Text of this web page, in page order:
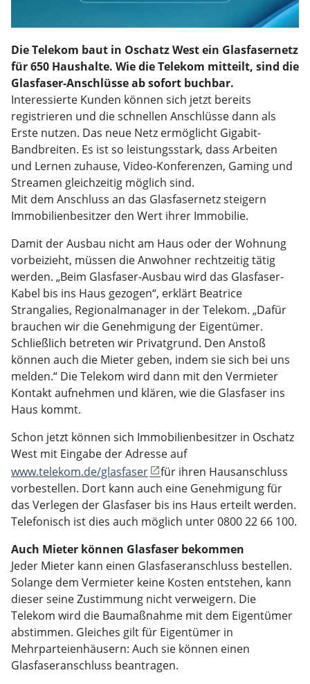
Die Telekom baut in Oschatz West ein Glasfasernetz
für 650 Haushalte. Wie die Telekom mitteilt, sind die
Glasfaser-Anschlüsse ab sofort buchbar.
Interessierte Kunden können sich jetzt bereits
registrieren und die schnellen Anschlüsse dann als
Erste nutzen. Das neue Netz ermöglicht Gigabit-
Bandbreiten. Es ist so leistungsstark, dass Arbeiten
und Lernen zuhause, Video-Konferenzen, Gaming und
Streamen gleichzeitig möglich sind.
Mit dem Anschluss an das Glasfasernetz steigern
Immobilienbesitzer den Wert ihrer Immobilie.
Damit der Ausbau nicht am Haus oder der Wohnung
vorbeizieht, müssen die Anwohner rechtzeitig tätig
werden. „Beim Glasfaser-Ausbau wird das Glasfaser-
Kabel bis ins Haus gezogen“, erklärt Beatrice
Strangalies, Regionalmanager in der Telekom. „Dafür
brauchen wir die Genehmigung der Eigentümer.
Schließlich betreten wir Privatgrund. Den Anstoß
können auch die Mieter geben, indem sie sich bei uns
melden.“ Die Telekom wird dann mit den Vermieter
Kontakt aufnehmen und klären, wie die Glasfaser ins
Haus kommt.
Schon jetzt können sich Immobilienbesitzer in Oschatz
West mit Eingabe der Adresse auf
www.telekom.de/glasfaser
für ihren Hausanschluss
vorbestellen. Dort kann auch eine Genehmigung für
das Verlegen der Glasfaser bis ins Haus erteilt werden.
Telefonisch ist dies auch möglich unter 0800 22 66 100.
Auch Mieter können Glasfaser bekommen
Jeder Mieter kann einen Glasfaseranschluss bestellen.
Solange dem Vermieter keine Kosten entstehen, kann
dieser seine Zustimmung nicht verweigern. Die
Telekom wird die Baumaßnahme mit dem Eigentümer
abstimmen. Gleiches gilt für Eigentümer in
Mehrparteienhäusern: Auch sie können einen
Glasfaseranschluss beantragen.